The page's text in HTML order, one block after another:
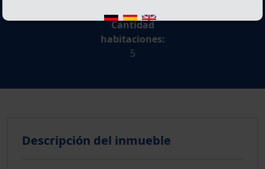
Cantidad
habitaciones:
5
Descripción del inmueble